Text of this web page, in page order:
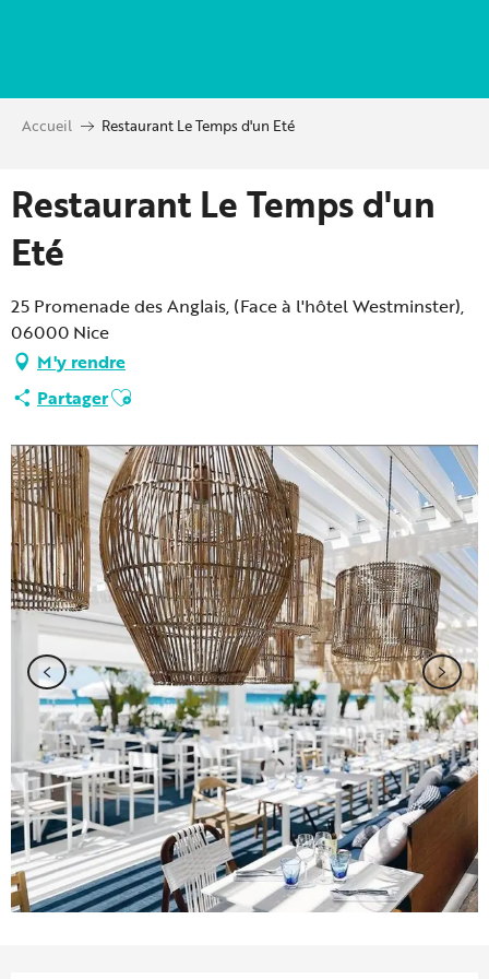
principal
Accueil Restaurant Le Temps d'un Eté
Restaurant Le Temps d'un
Eté
25 Promenade des Anglais, (Face à l'hôtel Westminster),
06000 Nice
M'y rendre
PartagerAjouter aux favoris